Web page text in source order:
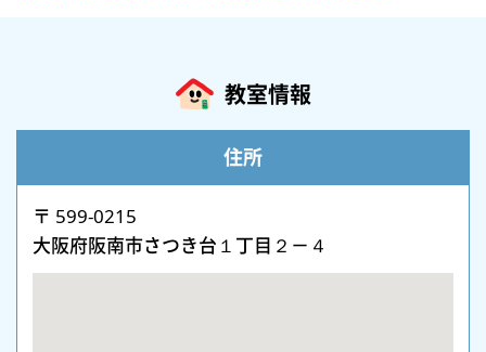
教室情報
住所
〒 599-0215
大阪府阪南市さつき台１丁目２－４